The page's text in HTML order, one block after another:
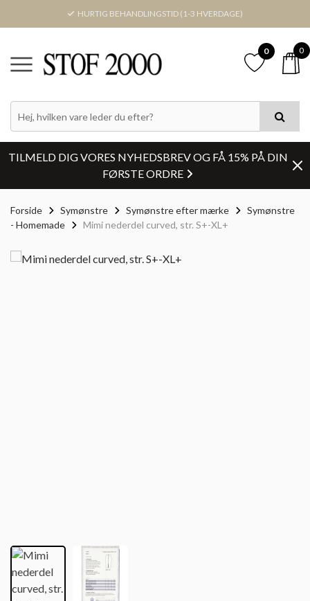
HURTIG BEHANDLINGSTID (1-3 HVERDAGE)
0 0
TILMELD DIG VORES NYHEDSBREV OG FÅ 15% PÅ DIN
FØRSTE ORDRE
Forside Symønstre Symønstre efter mærke
Symønstre
- Homemade
Mimi nederdel curved, str. S+-XL+